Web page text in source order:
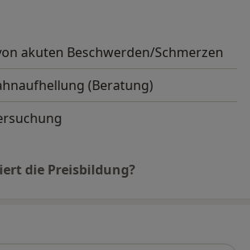
akuten Beschwerden/Schmerzen
(Beratung)
die Preisbildung?